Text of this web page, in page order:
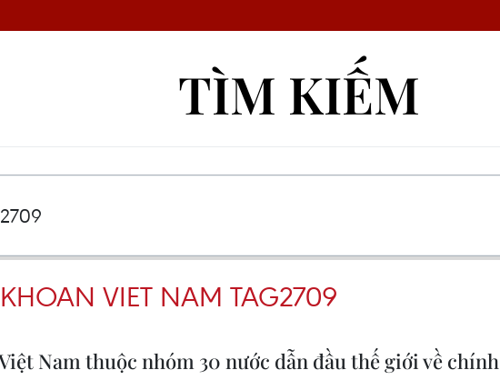
TÌM KIẾM
VIET NAM TAG2709
Nam thuộc nhóm 30 nước dẫn đầu thế giới về chính